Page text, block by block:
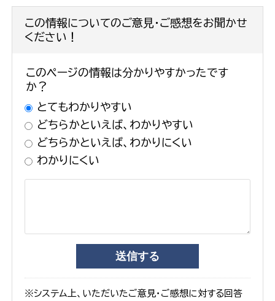
この情報についてのご意見・ご感想をお聞かせ
ください！
このページの情報は分かりやすかったです
か？
とてもわかりやすい
どちらかといえば、わかりやすい
どちらかといえば、わかりにくい
わかりにくい
※システム上、いただいたご意見・ご感想に対する回答